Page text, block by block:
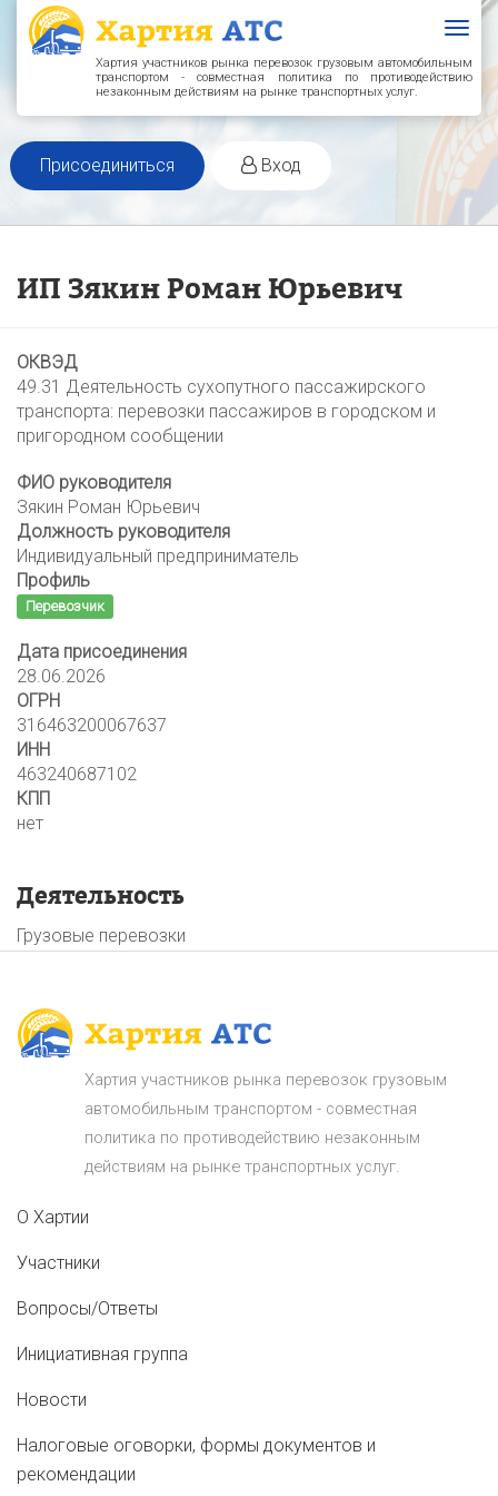
Хартия участников рынка перевозок грузовым автомобильным
транспортом - совместная политика по противодействию
незаконным действиям на рынке транспортных услуг.
Присоединиться Вход
ИП Зякин Роман Юрьевич
ОКВЭД
49.31 Деятельность сухопутного пассажирского
транспорта: перевозки пассажиров в городском и
пригородном сообщении
ФИО руководителя
Зякин Роман Юрьевич
Должность руководителя
Индивидуальный предприниматель
Профиль
Перевозчик
Дата присоединения
28.06.2026
ОГРН
316463200067637
ИНН
463240687102
КПП
нет
Деятельность
Грузовые перевозки
Хартия участников рынка перевозок грузовым
автомобильным транспортом - совместная
политика по противодействию незаконным
действиям на рынке транспортных услуг.
О Хартии
Участники
Вопросы/Ответы
Инициативная группа
Новости
Налоговые оговорки, формы документов и
рекомендации